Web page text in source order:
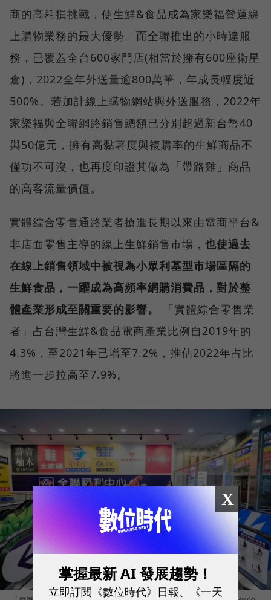
商的高耗損挑戰，使生鮮&食品成為家樂福營運線
上購物業務的最大優勢。而全聯推出的小時達服
務，已覆蓋全台600家門店(相當於擁有600座衛星
倉)，2022全年外送量逾800萬筆，年成長幅度近
500%。若加計線上購物網站與外送服務，2022年
家樂福與全聯網路銷售總額已分別超過新台幣40
與50億元，擁有高黏著度與複購率的生鮮商品不
僅功不可沒，也再度印證其做為「帶路雞」商品
的高客流量價值。
實體綜合零售通路業者搶進長期以來由電商平台&
非店面零售主導的線上生鮮銷售市場， 也使過去
在線上銷售領域中被視為小眾利基型市場區隔的
生鮮食品，一躍成為高頻率網購消費品，對於整
體產業形成至關重要的影響。
「實體綜合零售業
者」占台灣生鮮&食品電商產業比例自2019年的
4.3%，至2021年已增至7.2%，推估2022年占比
將進一步拉高至7.9%。
X
掌握最新 AI 發展趨勢！
立即訂閱《數位時代》日報、《一天